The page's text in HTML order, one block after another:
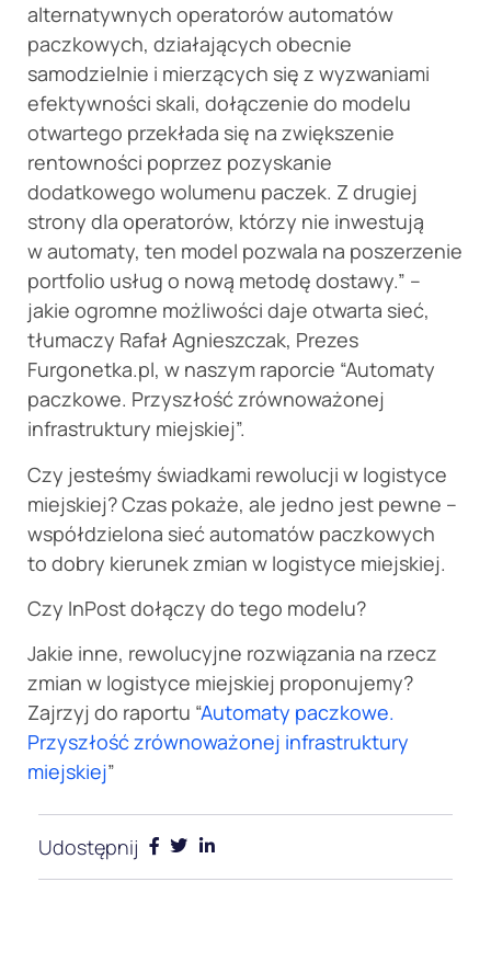
alternatywnych operatorów automatów
paczkowych, działających obecnie
samodzielnie i mierzących się z wyzwaniami
efektywności skali, dołączenie do modelu
otwartego przekłada się na zwiększenie
rentowności poprzez pozyskanie
dodatkowego wolumenu paczek. Z drugiej
strony dla operatorów, którzy nie inwestują
w automaty, ten model pozwala na poszerzenie
portfolio usług o nową metodę dostawy.” –
jakie ogromne możliwości daje otwarta sieć,
tłumaczy Rafał Agnieszczak, Prezes
Furgonetka.pl, w naszym raporcie “Automaty
paczkowe. Przyszłość zrównoważonej
infrastruktury miejskiej”.
Czy jesteśmy świadkami rewolucji w logistyce
miejskiej? Czas pokaże, ale jedno jest pewne –
współdzielona sieć automatów paczkowych
to dobry kierunek zmian w logistyce miejskiej.
Czy InPost dołączy do tego modelu?
Jakie inne, rewolucyjne rozwiązania na rzecz
zmian w logistyce miejskiej proponujemy?
Zajrzyj do raportu “Automaty paczkowe.
Przyszłość zrównoważonej infrastruktury
miejskiej”
Udostępnij